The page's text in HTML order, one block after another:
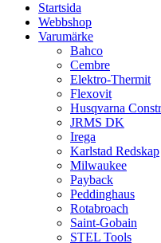
Startsida
Webbshop
Varumärke
Bahco
Cembre
Elektro-Thermit
Flexovit
Husqvarna
JRMS DK
Irega
Karlstad Redskap
Milwaukee
Payback
Peddinghaus
Rotabroach
Saint-Gobain
STEL Tools